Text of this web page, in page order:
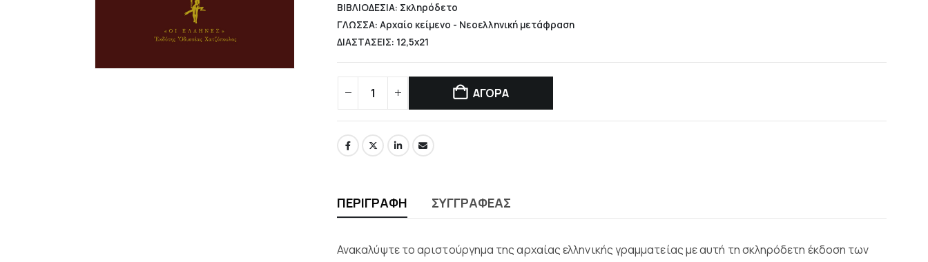
ΒΙΒΛΙΟΔΕΣΙΑ: Σκληρόδετο
ΓΛΩΣΣΑ: Αρχαίο κείμενο - Νεοελληνική μετάφραση
ΔΙΑΣΤΑΣΕΙΣ: 12,5x21
ΑΓΟΡΑ
ΠΕΡΙΓΡΑΦΉ ΣΥΓΓΡΑΦΈΑΣ
Ανακαλύψτε το αριστούργημα της αρχαίας ελληνικής γραμματείας με αυτή τη σκληρόδετη έκδοση των